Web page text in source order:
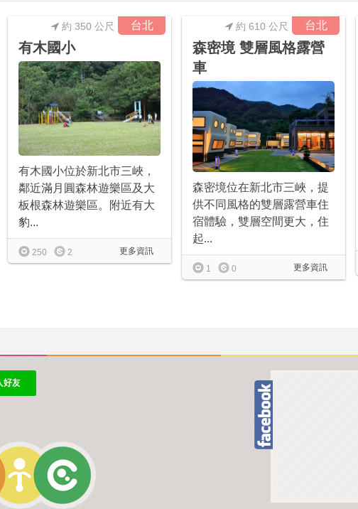
台北
約 350 公尺
有木國小
有木國小位於新北市三峽，
鄰近滿月圓森林遊樂區及大
板根森林遊樂區。附近有大
豹...
更多資訊
250 2
台北
約 610 公尺
森密境 雙層風格露營
車
森密境位在新北市三峽，提
供不同風格的雙層露營車住
宿體驗，雙層空間更大，住
起...
更多資訊
1 0